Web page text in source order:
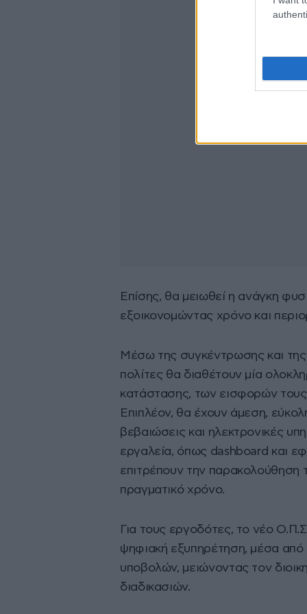
Επίσης, θα μειωθεί η ανάγκη
εξοικονομώντας χρόνο και
Μέσω της συγκέντρωσης και
πολίτες θα διαθέτουν μία
κατάστασης, των εισφορών τους
Επιπλέον, θα έχουν άμεση,
βεβαιώσεις και ηλεκτρονικές
εργαλεία, όπως dashboard και
επιτρέπουν την
πραγματικό χρόνο.
Για τους εργοδότες, το νέο
ψηφιακή εξυπηρέτηση, μέσα
υποβολών, μειώνοντας τον
διαδικασιών.